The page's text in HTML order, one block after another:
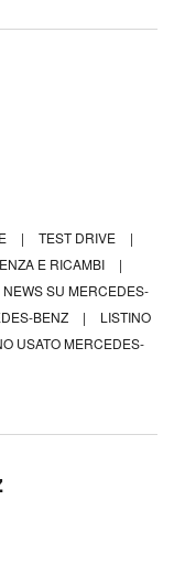
| TEST DRIVE
|
E RICAMBI
|
NEWS SU MERCEDES-
BENZ |
LISTINO
USATO MERCEDES-